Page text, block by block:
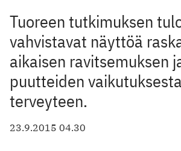
Tuoreen tutkimuksen
vahvistavat näyttöä
aikaisen ravitsemuksen
puutteiden
terveyteen.
23.9.2015 04.30